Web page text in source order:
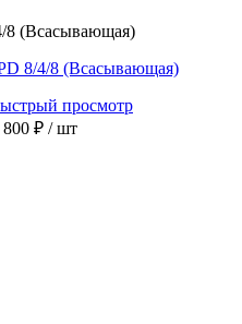
8 (Всасывающая)
8/4/8 (Всасывающая)
просмотр
800 ₽ / шт